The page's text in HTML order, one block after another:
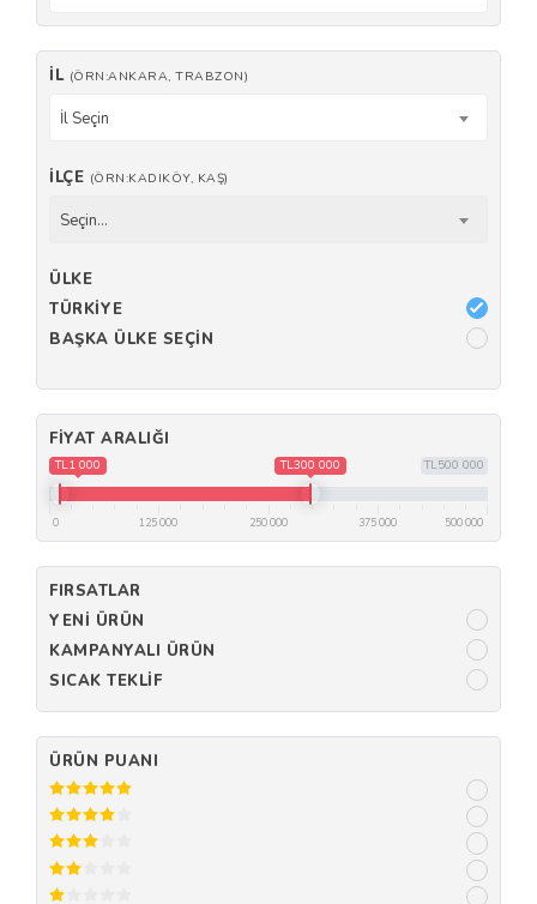
İL (ÖRN:ANKARA, TRABZON)
İl Seçin
İLÇE (ÖRN:KADIKÖY, KAŞ)
Seçin...
ÜLKE
TÜRKIYE
BAŞKA ÜLKE SEÇIN
FIYAT ARALIĞI
TL500 000
TL1 000 TL300 000
0 125 000 250 000 375 000 500 000
FIRSATLAR
YENI ÜRÜN
KAMPANYALI ÜRÜN
SICAK TEKLIF
ÜRÜN PUANI